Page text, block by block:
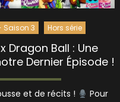
Saison 3 Hors série
Dragon Ball : Une
Dernier Épisode !
et de récits !
Pour